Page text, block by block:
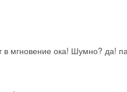
в мгновение ока! Шумно? да!